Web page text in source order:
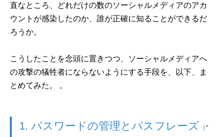
直なところ、どれだけの数のソーシャルメディアのアカ
ウントが感染したのか、誰が正確に知ることができるだ
ろうか。
こうしたことを念頭に置きつつ、ソーシャルメディアへ
の攻撃の犠牲者にならないようにする手段を、以下、ま
とめてみた。 。
1. パスワードの管理とパスフレーズ （*